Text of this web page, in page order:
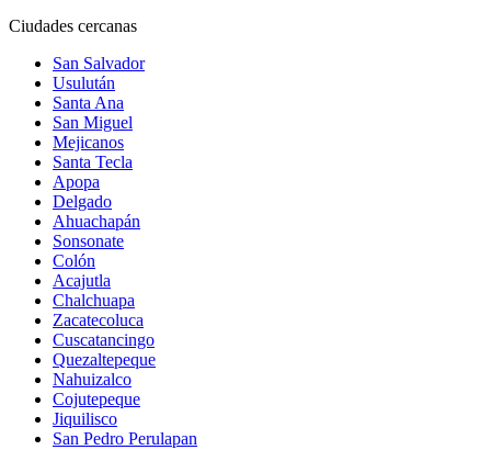
Ciudades cercanas
San Salvador
Usulután
Santa Ana
San Miguel
Mejicanos
Santa Tecla
Apopa
Delgado
Ahuachapán
Sonsonate
Colón
Acajutla
Chalchuapa
Zacatecoluca
Cuscatancingo
Quezaltepeque
Nahuizalco
Cojutepeque
Jiquilisco
San Pedro Perulapan